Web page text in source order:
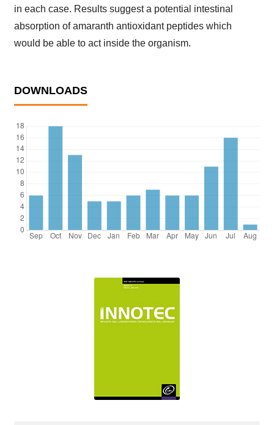
in each case. Results suggest a potential intestinal
absorption of amaranth antioxidant peptides which
would be able to act inside the organism.
DOWNLOADS